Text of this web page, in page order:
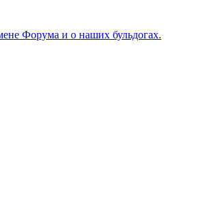
Форума и о наших бульдогах.